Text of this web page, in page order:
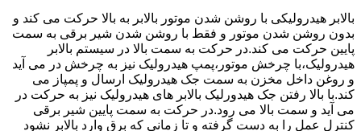
بالابر هیدرولیکی با روشن شدن موتور بالابر به بالا حرکت می کند و
بدون روشن شدن موتور و فقط با روشن شدن شیر برقی به سمت
پایین حرکت می کند.در حرکت به سمت بالا در سیستم بالابر
هیدرولیک،با چرخش موتور،پمپ هیدرولیک نیز به چرخش در می آید
و روغن داخل مخزن به سمت جک هیدرولیک ارسال و پمپاز می
کند.با بالا رفتن جک هیدورلیک بالابر های هیدرولیک نیز به حرکت در
می آید و سمت بالا می رود.در حرکت به سمت پایین شیر برقی
کنترل عمل را به دست گرفته و تا زمانی که برق وارد بالابر نشود